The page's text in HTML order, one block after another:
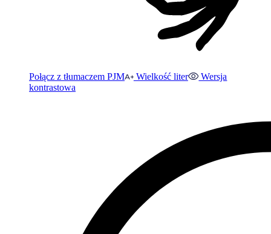
Połącz z tłumaczem PJM Wielkość liter
Wersja
kontrastowa